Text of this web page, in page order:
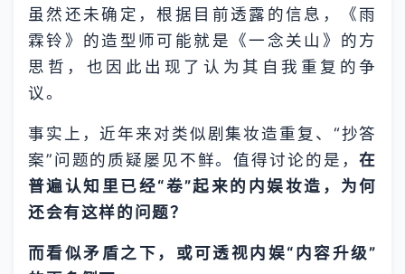
虽然还未确定，根据目前透露的信息，《雨
霖铃》的造型师可能就是《一念关山》的方
思哲，也因此出现了认为其自我重复的争
议。
事实上，近年来对类似剧集妆造重复、“抄答
案”问题的质疑屡见不鲜。值得讨论的是，在
普遍认知里已经“卷”起来的内娱妆造，为何
还会有这样的问题？
而看似矛盾之下，或可透视内娱“内容升级”